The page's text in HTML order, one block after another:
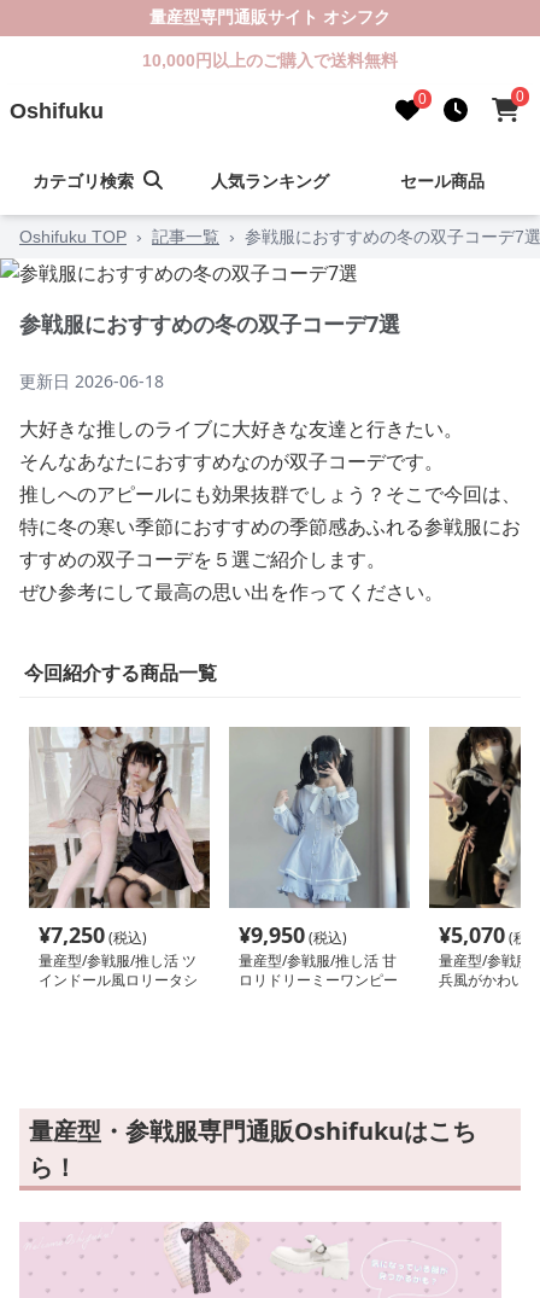
量産型専門通販サイト オシフク
10,000円以上のご購入で送料無料
Oshifuku 0 0
カテゴリ検索 人気ランキング セール商品
Oshifuku TOP › 記事一覧 › 参戦服におすすめの冬の双子コーデ7選
参戦服におすすめの冬の双子コーデ7選
更新日 2026-06-18
大好きな推しのライブに大好きな友達と行きたい。
そんなあなたにおすすめなのが双子コーデです。
推しへのアピールにも効果抜群でしょう？そこで今回は、
特に冬の寒い季節におすすめの季節感あふれる参戦服にお
すすめの双子コーデを５選ご紹介します。
ぜひ参考にして最高の思い出を作ってください。
今回紹介する商品一覧
¥7,250(税込)
量産型/参戦服/推し活 ツ
インドール風ロリータシ
¥9,950(税込)
量産型/参戦服/推し活 甘
ロリドリーミーワンピー
¥5,070(税
量産型/参戦服/
兵風がかわい
量産型・参戦服専門通販Oshifukuはこち
ら！